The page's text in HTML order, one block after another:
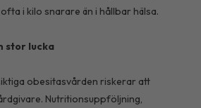
i kilo snarare än i hållbar hälsa.
stor lucka
obesitasvården riskerar att
Nutritionsuppföljning,